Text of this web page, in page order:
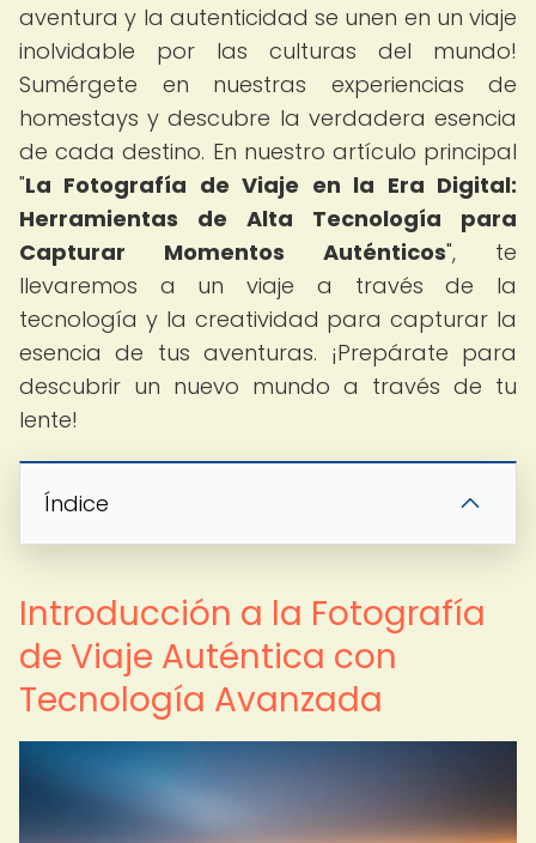
aventura y la autenticidad se unen en un viaje
inolvidable por las culturas del mundo!
Sumérgete en nuestras experiencias de
homestays y descubre la verdadera esencia
de cada destino. En nuestro artículo principal
"La Fotografía de Viaje en la Era Digital:
Herramientas de Alta Tecnología para
Capturar Momentos Auténticos", te
llevaremos a un viaje a través de la
tecnología y la creatividad para capturar la
esencia de tus aventuras. ¡Prepárate para
descubrir un nuevo mundo a través de tu
lente!
Índice
Introducción a la Fotografía
de Viaje Auténtica con
Tecnología Avanzada